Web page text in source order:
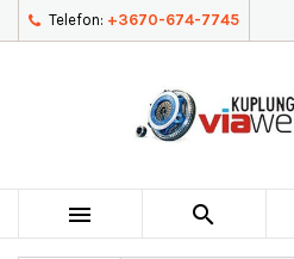
Telefon: +3670-674-7745
 